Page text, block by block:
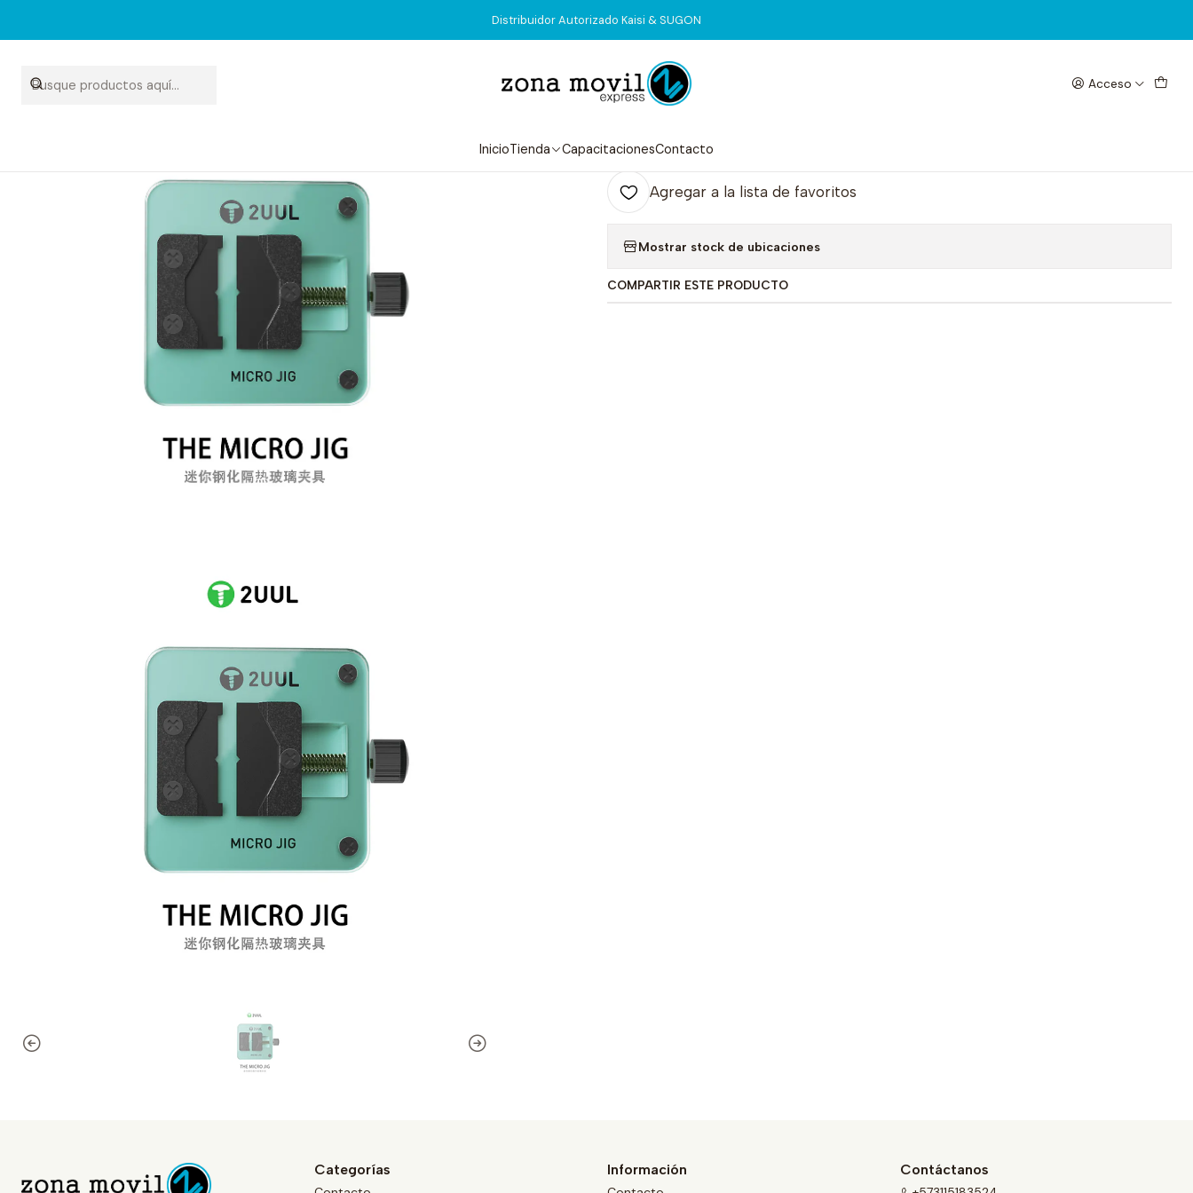
Acceso
InicioTienda CapacitacionesContacto
Distribuidor Autorizado Kaisi & SUGON
Tienda Herramientas Holder IC 2UUL BH04
|
Holder IC 2UUL BH04
Cantidad
Agregar a la lista de favoritos
Mostrar stock de ubicaciones
COMPARTIR ESTE PRODUCTO
Categorías Información Contáctanos